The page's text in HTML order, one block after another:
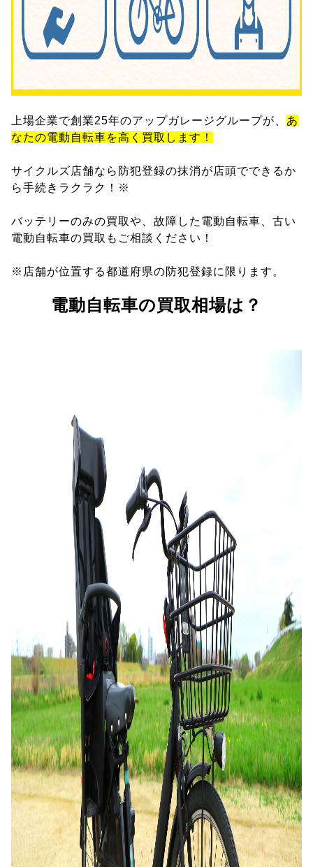
上場企業で創業25年のアップガレージグループが、 あ
なたの電動自転車を高く買取します！
サイクルズ店舗なら防犯登録の抹消が店頭でできるか
ら手続きラクラク！※
バッテリーのみの買取や、故障した電動自転車、古い
電動自転車の買取もご相談ください！
※店舗が位置する都道府県の防犯登録に限ります。
電動自転車の買取相場は？